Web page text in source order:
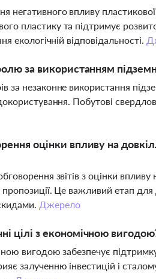
впливу
пластику та підтримує
екологічній відповідальності.
за використанням
за незаконне використання
Побутові
оцінки впливу на
звітів з оцінки
Це важливий етап
Джерело
цілі з економічною
вигодою забезпечує
залученню інвестицій і